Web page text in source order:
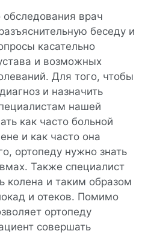
врач
беседу и
касательно
и возможных
Для того, чтобы
и назначить
нашей
как часто больной
и как часто она
ортопеду нужно знать
Также специалист
колена и таким образом
и отеков. Помимо
ортопеду
совершать